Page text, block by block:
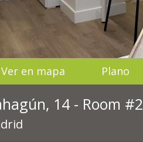
Ver en mapa Plano
14 - Room #2